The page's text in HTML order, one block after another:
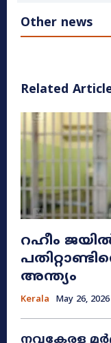
Other news
Related
റഹീം
അന്ത്യം
Kerala May 26, 2026